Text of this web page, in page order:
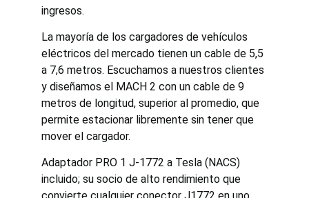
ingresos.
La mayoría de los cargadores de vehículos
eléctricos del mercado tienen un cable de 5,5
a 7,6 metros. Escuchamos a nuestros clientes
y diseñamos el MACH 2 con un cable de 9
metros de longitud, superior al promedio, que
permite estacionar libremente sin tener que
mover el cargador.
Adaptador PRO 1 J-1772 a Tesla (NACS)
incluido; su socio de alto rendimiento que